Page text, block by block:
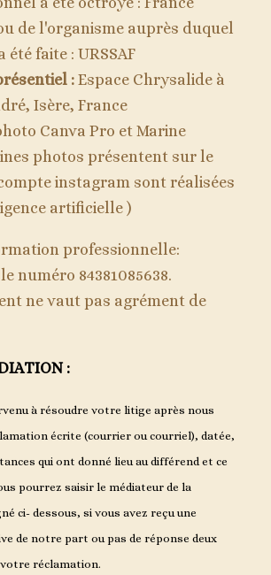
de l'organisme auprès duquel
faite : URSSAF
: Espace Chrysalide à
Isère, France
Canva Pro et Marine
photos présentent sur le
instagram sont réalisées
artificielle )
professionnelle:
numéro 84381085638.
ne vaut pas agrément de
:
à résoudre votre litige après nous
écrite (courrier ou courriel), datée,
qui ont donné lieu au différend et ce
pourrez saisir le médiateur de la
ci- dessous, si vous avez reçu une
de notre part ou pas de réponse deux
votre réclamation.